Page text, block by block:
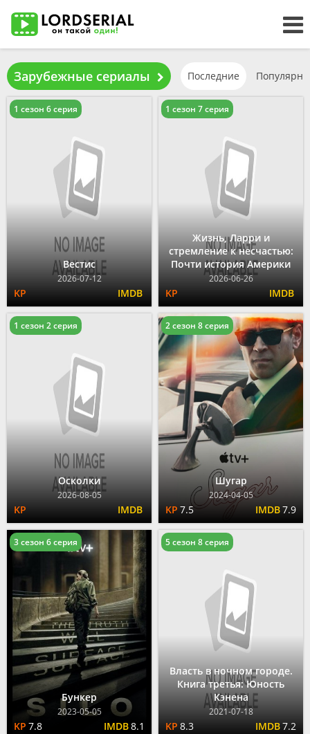
Зарубежные сериалы Последние
Вестис
2026-07-12
1 сезон 6 серия
Жизнь, Ларри и
стремление к несчастью:
Почти история Америки
2026-06-26
1 сезон 7 серия
Осколки
2026-08-05
1 сезон 2 серия
Шугар
2024-04-05
7.5 7.9
2 сезон 8 серия
Бункер
2023-05-05
7.8 8.1
3 сезон 6 серия
Власть в ночном городе.
Книга третья: Юность
Кэнена
2021-07-18
8.3 7.2
5 сезон 8 серия